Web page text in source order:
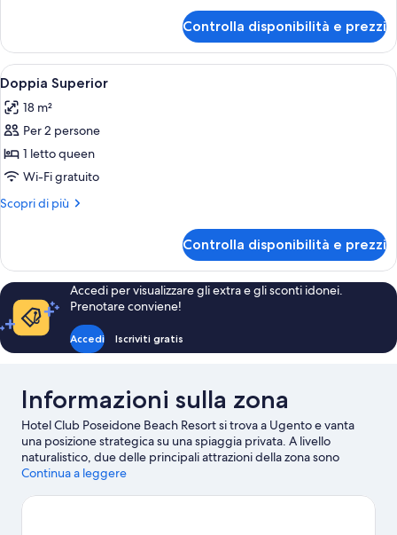
Superior
Controlla disponibilità e prezzi
Apri
tutte
le
foto
per
Doppia
Superior
Una camera d'albergo moderna con
3
Doppia Superior
18 m²
Per 2 persone
1 letto queen
Wi-Fi gratuito
Scopri di più
Altri
Superior
Controlla disponibilità e prezzi
Accedi per visualizzare gli extra e gli sconti idonei.
Prenotare conviene!
Accedi Iscriviti gratis
Informazioni sulla zona
Hotel Club Poseidone Beach Resort si trova a Ugento e vanta
una posizione strategica su una spiaggia privata. A livello
naturalistico, due delle principali attrazioni della zona sono
Spiaggia di Pescoluse e Spiaggia di Baia Verde. Viaggi con dei
della Beata Vergine Coelimanna?
Continua a leggere